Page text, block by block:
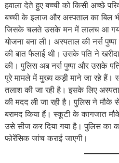
हवाला देते हुए बच्ची को किसी अच्छे
बच्ची के इलाज और अस्पताल का बिल
जिसके चलते उसके मन में लालच आ
योजना बना ली। अस्पताल की नर्स
की बात फैलाई थी। उसके पति ने
की। पुलिस अब नर्स पुष्पा और उसके
पूरे मामले में मुख्य कड़ी माने जा रहे हैं।
तलाश की जा रही है। इसके लिए
की मदद ली जा रही है। पुलिस ने मौके
बरामद किया हैं। स्कूटी के कागजात
उसे सीज कर दिया गया है। पुलिस का
फोरेंसिक जांच कराई जाएगी।